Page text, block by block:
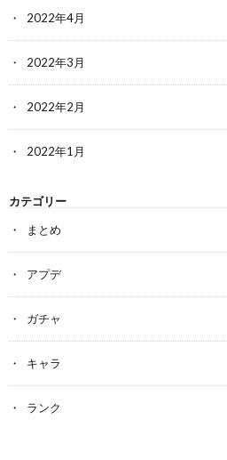
2022年4月
2022年3月
2022年2月
2022年1月
カテゴリー
まとめ
アプデ
ガチャ
キャラ
ランク